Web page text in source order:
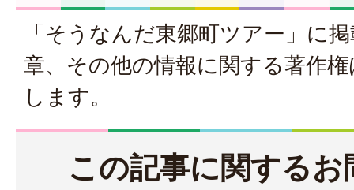
「そうなんだ東郷町ツアー」に
章、その他の情報に関する著作
します。
この記事に関する